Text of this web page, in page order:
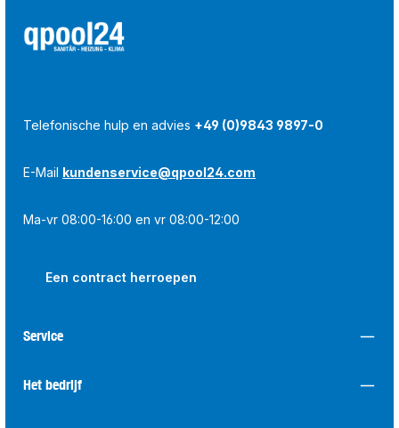
Telefonische hulp en advies +49 (0)9843 9897-0
E-Mail kundenservice@qpool24.com
Ma-vr 08:00-16:00 en vr 08:00-12:00
Een contract herroepen
Service
Het bedrijf